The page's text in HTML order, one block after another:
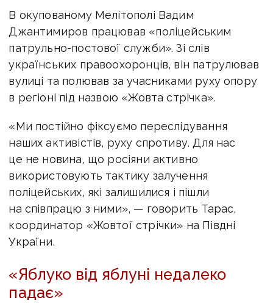
В окупованому Мелітополі Вадим
Джантимиров працював «поліцейським
патрульно-постової служби». Зі слів
українських правоохоронців, він патрулював
вулиці та полював за учасниками руху опору
в регіоні під назвою «Жовта стрічка».
«Ми постійно фіксуємо переслідування
наших активістів, руху спротиву. Для нас
це не новина, що росіяни активно
використовують тактику залучення
поліцейських, які залишилися і пішли
на співпрацю з ними», — говорить Тарас,
координатор «Жовтої стрічки» на Півдні
України.
«Яблуко від яблуні недалеко
падає»